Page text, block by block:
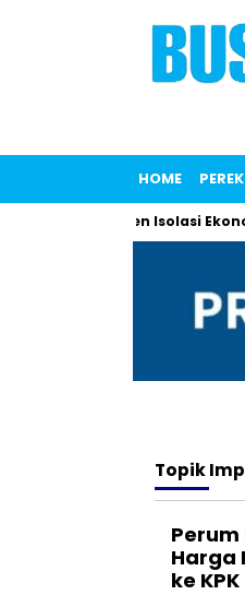
HOME
Lawan Tren Isolasi Ekonomi
Topik
Harga
ke KPK